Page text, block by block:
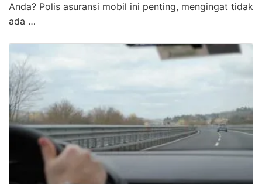
Anda? Polis asuransi mobil ini penting, mengingat tidak
ada …